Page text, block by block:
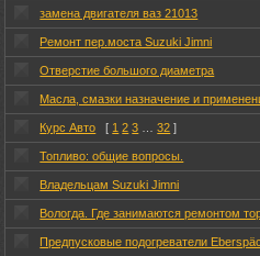
замена двигателя ваз 21013
Ремонт пер.моста Suzuki Jimni
Отверстие большого диаметра
Масла, смазки назначение и
Курс Авто [ 1 2 3 …32 ]
Топливо: общие вопросы.
Владельцам Suzuki Jimni
Вологда. Где занимаются ремонтом
Предпусковые подогреватели